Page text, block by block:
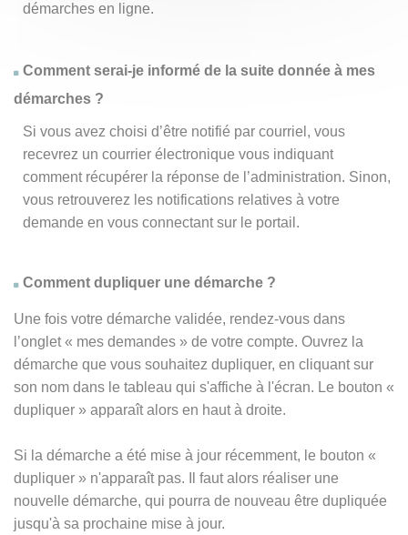
démarches en ligne.
Comment serai-je informé de la suite donnée à mes
démarches ?
Si vous avez choisi d’être notifié par courriel, vous
recevrez un courrier électronique vous indiquant
comment récupérer la réponse de l’administration. Sinon,
vous retrouverez les notifications relatives à votre
demande en vous connectant sur le portail.
Comment dupliquer une démarche ?
Une fois votre démarche validée, rendez-vous dans
l’onglet « mes demandes » de votre compte. Ouvrez la
démarche que vous souhaitez dupliquer, en cliquant sur
son nom dans le tableau qui s'affiche à l'écran. Le bouton «
dupliquer » apparaît alors en haut à droite.
Si la démarche a été mise à jour récemment, le bouton «
dupliquer » n'apparaît pas. Il faut alors réaliser une
nouvelle démarche, qui pourra de nouveau être dupliquée
jusqu'à sa prochaine mise à jour.